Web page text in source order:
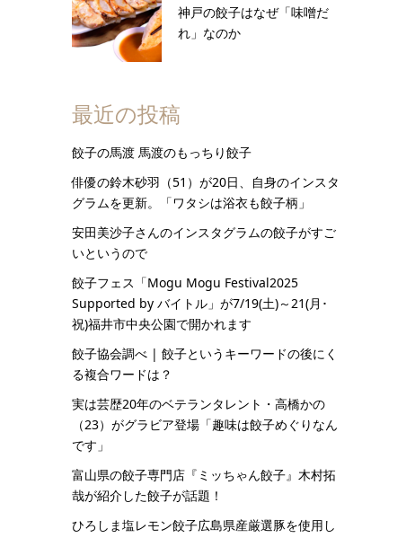
神戸の餃子はなぜ「味噌だ
れ」なのか
最近の投稿
餃子の馬渡 馬渡のもっちり餃子
俳優の鈴木砂羽（51）が20日、自身のインスタ
グラムを更新。「ワタシは浴衣も餃子柄」
安田美沙子さんのインスタグラムの餃子がすご
いというので
餃子フェス「Mogu Mogu Festival2025
Supported by バイトル」が7/19(土)～21(月･
祝)福井市中央公園で開かれます
餃子協会調べ | 餃子というキーワードの後にく
る複合ワードは？
実は芸歴20年のベテランタレント・高橋かの
（23）がグラビア登場「趣味は餃子めぐりなん
です」
富山県の餃子専門店『ミッちゃん餃子』木村拓
哉が紹介した餃子が話題！
ひろしま塩レモン餃子広島県産厳選豚を使用し